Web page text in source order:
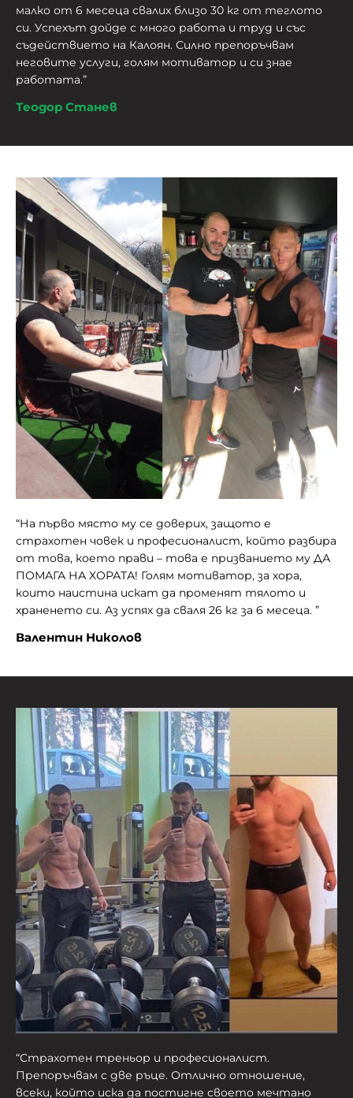
малко от 6 месеца свалих близо 30 кг от теглото
си. Успехът дойде с много работа и труд и със
съдействието на Калоян. Силно препоръчвам
неговите услуги, голям мотиватор и си знае
работата.”
Теодор Станев
“На първо място му се доверих, защото е
страхотен човек и професионалист, който разбира
от това, което прави – това е призванието му ДА
ПОМАГА НА ХОРАТА! Голям мотиватор, за хора,
които наистина искат да променят тялото и
храненето си. Аз успях да сваля 26 кг за 6 месеца. ”
Валентин Николов
“Страхотен треньор и професионалист.
Препоръчвам с две ръце. Отлично отношение,
всеки, който иска да постигне своето мечтано